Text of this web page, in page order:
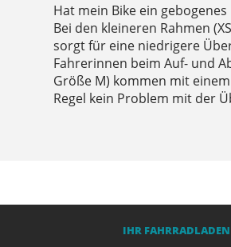
Hat mein Bike ein
Bei den kleineren Rahmen
sorgt für eine niedrigere
Fahrerinnen beim Auf- und
Größe M) kommen mit
Regel kein Problem mit der
IHR